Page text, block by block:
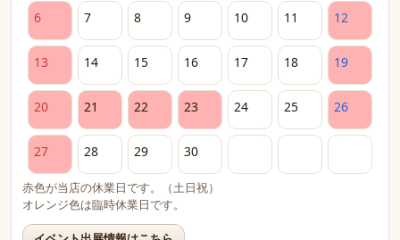
6 7 8 9 10 11 12
13 14 15 16 17 18 19
20 21 22 23 24 25 26
27 28 29 30
赤色が当店の休業日です。（土日祝）
オレンジ色は臨時休業日です。